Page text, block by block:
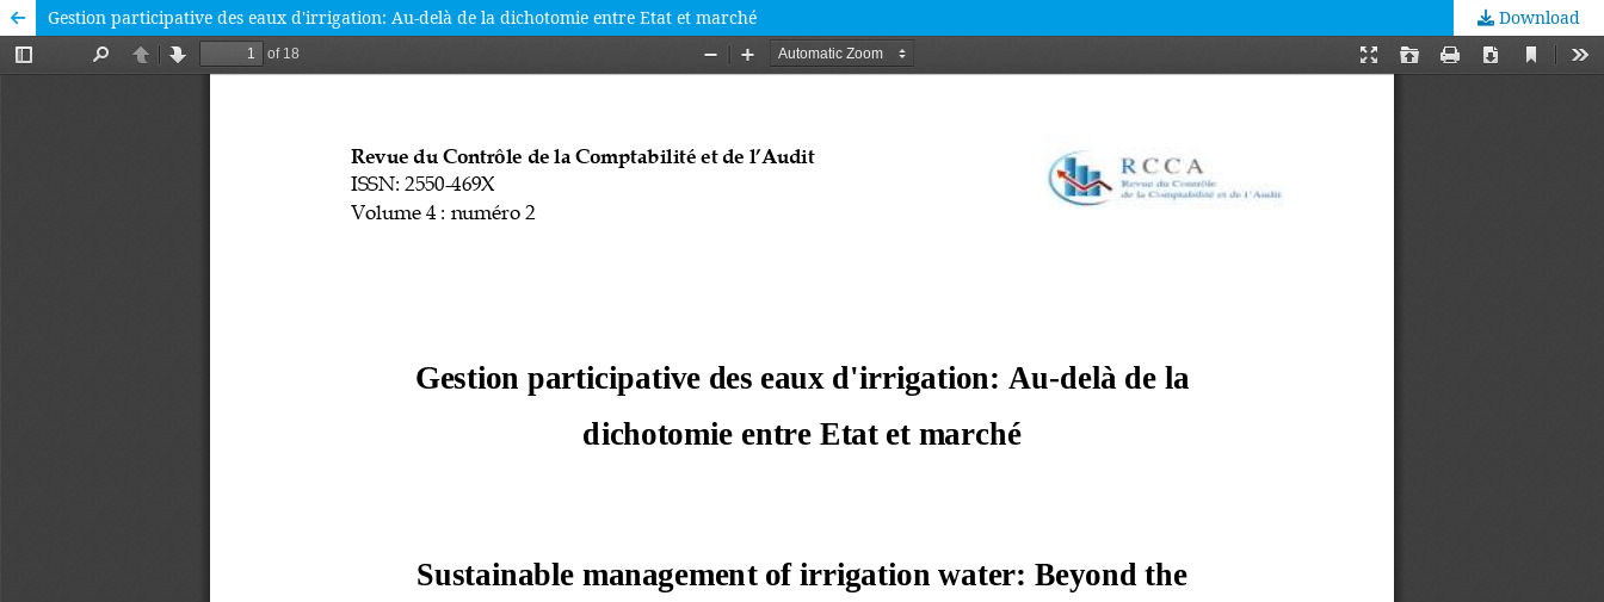
Gestion participative des eaux d'irrigation: Au-delà de la dichotomie entre Etat et marché Download